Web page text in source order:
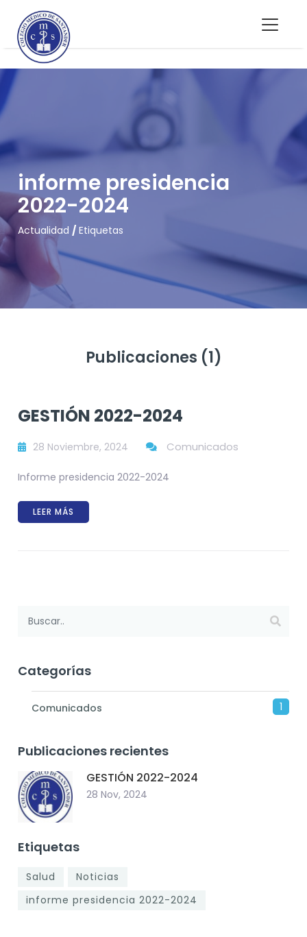
informe presidencia
2022-2024
Actualidad / Etiquetas
Publicaciones (1)
GESTIÓN 2022-2024
28 Noviembre, 2024 Comunicados
Informe presidencia 2022-2024
LEER MÁS
Categorías
Comunicados 1
Publicaciones recientes
GESTIÓN 2022-2024
28 Nov, 2024
Etiquetas
Salud
Noticias
informe presidencia 2022-2024